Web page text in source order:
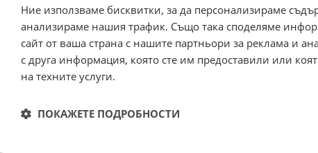
Ние използваме бисквитки, за да персонализираме
анализираме нашия трафик. Също така споделяме
сайт от ваша страна с нашите партньори за реклама и
с друга информация, която сте им предоставили или
на техните услуги.
ПОКАЖЕТЕ ПОДРОБНОСТИ